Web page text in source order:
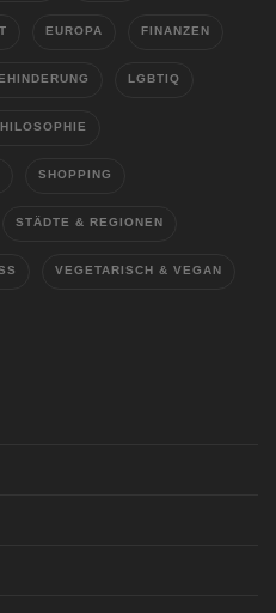
EUROPA FINANZEN
LGBTIQ
SHOPPING
STÄDTE & REGIONEN
VEGETARISCH & VEGAN